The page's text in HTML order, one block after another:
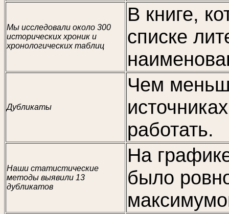
Мы исследовали около 300
исторических хроник и
хронологических таблиц
В книге,
списке
Дубликаты
Чем
работать.
Наши статистические
методы выявили 13
дубликатов
На
было